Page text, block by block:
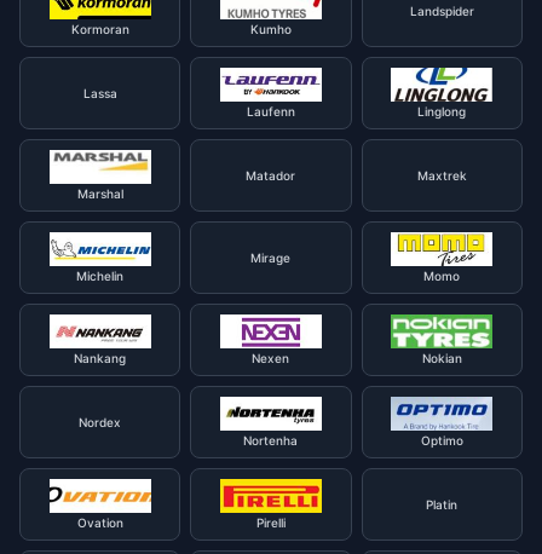
Kormoran Kumho
Landspider
Lassa
Laufenn
Linglong
Marshal
Matador Maxtrek
Michelin
Mirage
Momo
Nankang Nexen Nokian
Nordex
Nortenha
Optimo
Ovation Pirelli
Platin